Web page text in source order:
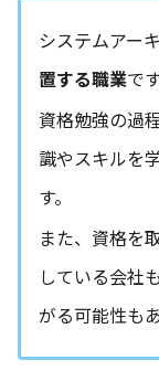
システムアー
置する職業です
資格勉強の過
識やスキルを
す。
また、資格を
している会社
がる可能性も